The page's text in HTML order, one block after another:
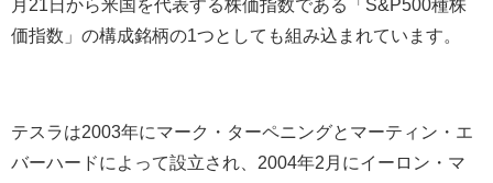
月 21 日から米国を代表する株価指数である「 S&P500種株
価指数」の構成銘柄の1 つとしても組み込まれています。
テスラは2003年にマーク・ターペニングとマーティン・エ
バーハードによって設立され、 2004年2 月にイーロン・マ